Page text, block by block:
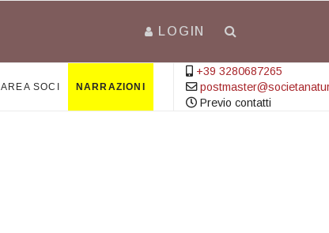
LOGIN
AREA SOCI NARRAZIONI
+39 3280687265
Previo contatti